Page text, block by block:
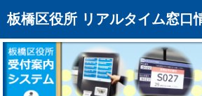
板橋区役所 リアルタイム窓口
トップページへ
混雑予想カレンダー
リアルタイム混雑状況